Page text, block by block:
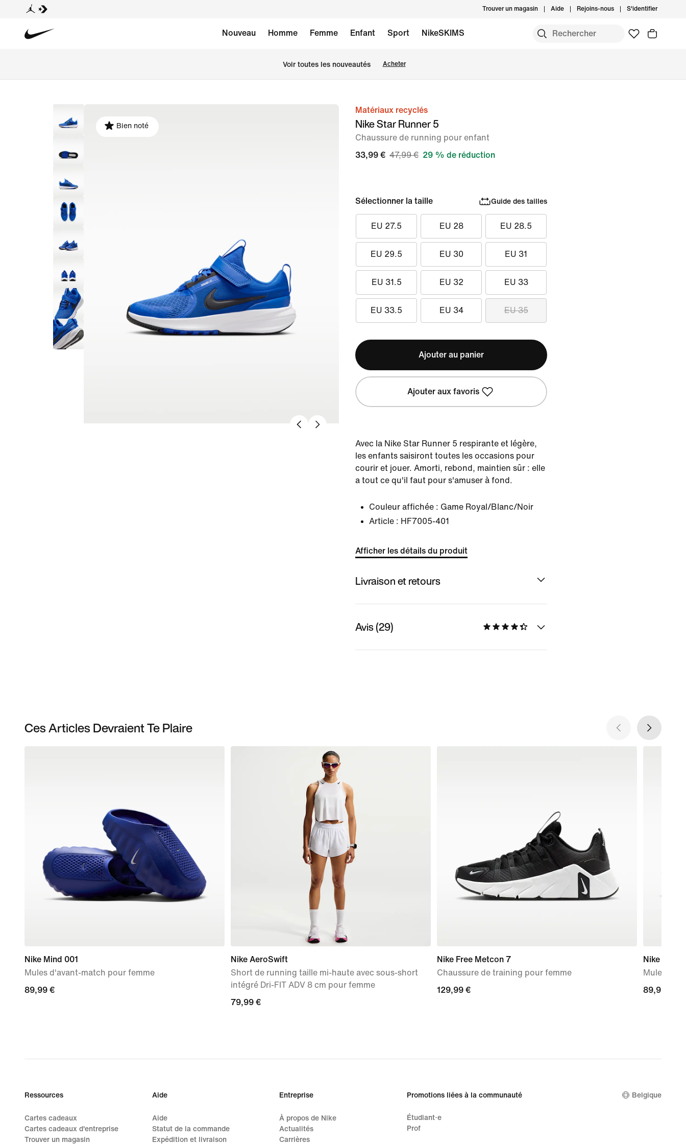
Trouver un magasin Aide Rejoins-nous S'identifier
Nouveau Homme Femme Enfant Sport NikeSKIMS
Voir toutes les nouveautés Acheter
image 1
Bien noté
Matériaux recyclés
Nike Star Runner 5
Chaussure de running pour enfant
33,99 € 47,99 € 29 % de réduction
Sélectionner la taille Guide des tailles
EU 27.5 EU 28 EU 28.5
EU 29.5 EU 30 EU 31
EU 31.5 EU 32 EU 33
EU 33.5 EU 34 EU 35
Ajouter au panier
Ajouter aux favoris
Avec la Nike Star Runner 5 respirante et légère,
les enfants saisiront toutes les occasions pour
courir et jouer. Amorti, rebond, maintien sûr : elle
a tout ce qu'il faut pour s'amuser à fond.
Couleur affichée : Game Royal/Blanc/Noir
Article : HF7005-401
Afficher les détails du produit
Livraison et retours
Avis (29)
Ces Articles Devraient Te Plaire
Nike Mind 001
Mules d'avant-match pour femme
89,99 €
89,99 €
Nike AeroSwift
Short de running taille mi-haute avec sous-short
intégré Dri-FIT ADV 8 cm pour femme
79,99 €
79,99 €
Nike Free Metcon 7
Chaussure de training pour femme
129,99 €
129,99 €
Nike Mind
Mules
89,99 €
89,99 €
Ressources
Cartes cadeaux
Cartes cadeaux d'entreprise
Trouver un magasin
Aide
Aide
Statut de la commande
Expédition et livraison
Entreprise
À propos de Nike
Actualités
Carrières
Promotions liées à la communauté
Étudiant·e
Prof
Belgique